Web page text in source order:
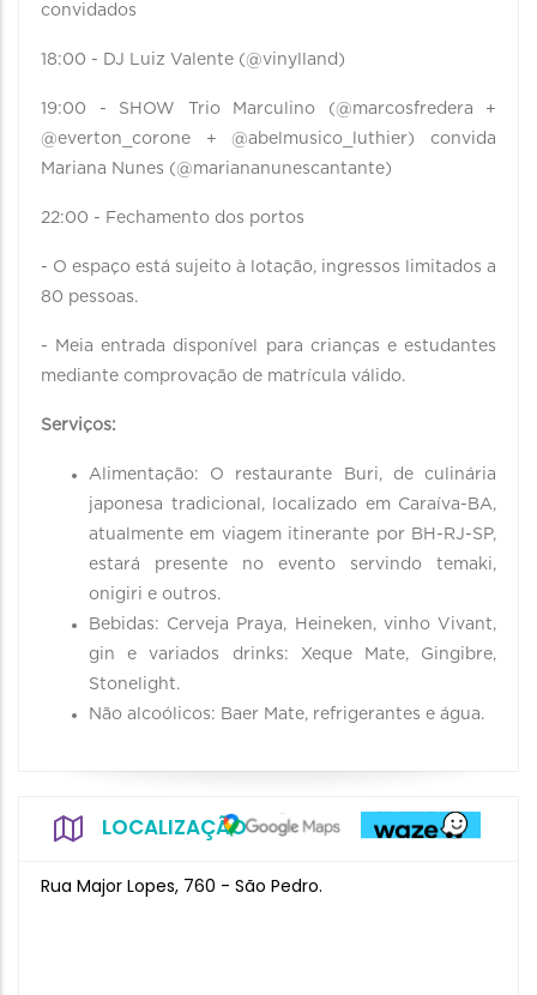
convidados
18:00 - DJ Luiz Valente (@vinylland)
19:00 - SHOW Trio Marculino (@marcosfredera +
@everton_corone + @abelmusico_luthier) convida
Mariana Nunes (@mariananunescantante)
22:00 - Fechamento dos portos
- O espaço está sujeito à lotação, ingressos limitados a
80 pessoas.
- Meia entrada disponível para crianças e estudantes
mediante comprovação de matrícula válido.
Serviços:
Alimentação: O restaurante Buri, de culinária
japonesa tradicional, localizado em Caraíva-BA,
atualmente em viagem itinerante por BH-RJ-SP,
estará presente no evento servindo temaki,
onigiri e outros.
Bebidas: Cerveja Praya, Heineken, vinho Vivant,
gin e variados drinks: Xeque Mate, Gingibre,
Stonelight.
Não alcoólicos: Baer Mate, refrigerantes e água.
LOCALIZAÇÃO
Rua Major Lopes, 760 - São Pedro.